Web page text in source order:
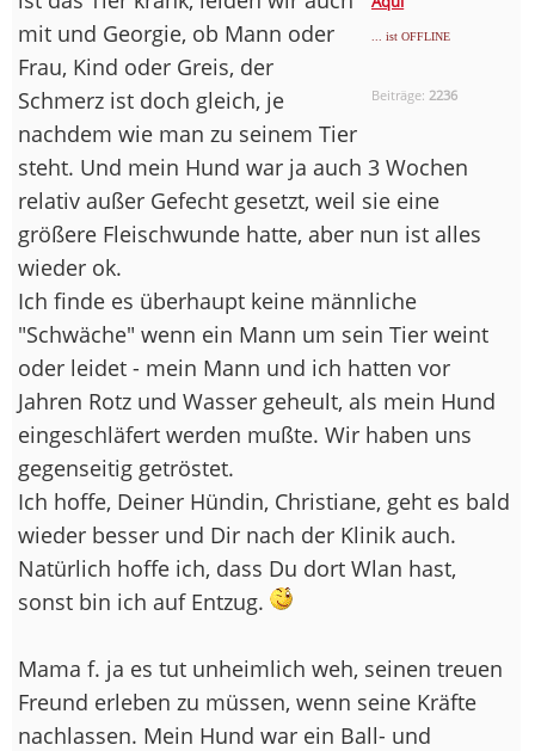
... ist OFFLINE
Beiträge: 2236
mit und Georgie, ob Mann oder
Frau, Kind oder Greis, der
Schmerz ist doch gleich, je
nachdem wie man zu seinem Tier
steht. Und mein Hund war ja auch 3 Wochen
relativ außer Gefecht gesetzt, weil sie eine
größere Fleischwunde hatte, aber nun ist alles
wieder ok.
Ich finde es überhaupt keine männliche
"Schwäche" wenn ein Mann um sein Tier weint
oder leidet - mein Mann und ich hatten vor
Jahren Rotz und Wasser geheult, als mein Hund
eingeschläfert werden mußte. Wir haben uns
gegenseitig getröstet.
Ich hoffe, Deiner Hündin, Christiane, geht es bald
wieder besser und Dir nach der Klinik auch.
Natürlich hoffe ich, dass Du dort Wlan hast,
sonst bin ich auf Entzug.
Mama f. ja es tut unheimlich weh, seinen treuen
Freund erleben zu müssen, wenn seine Kräfte
nachlassen. Mein Hund war ein Ball- und